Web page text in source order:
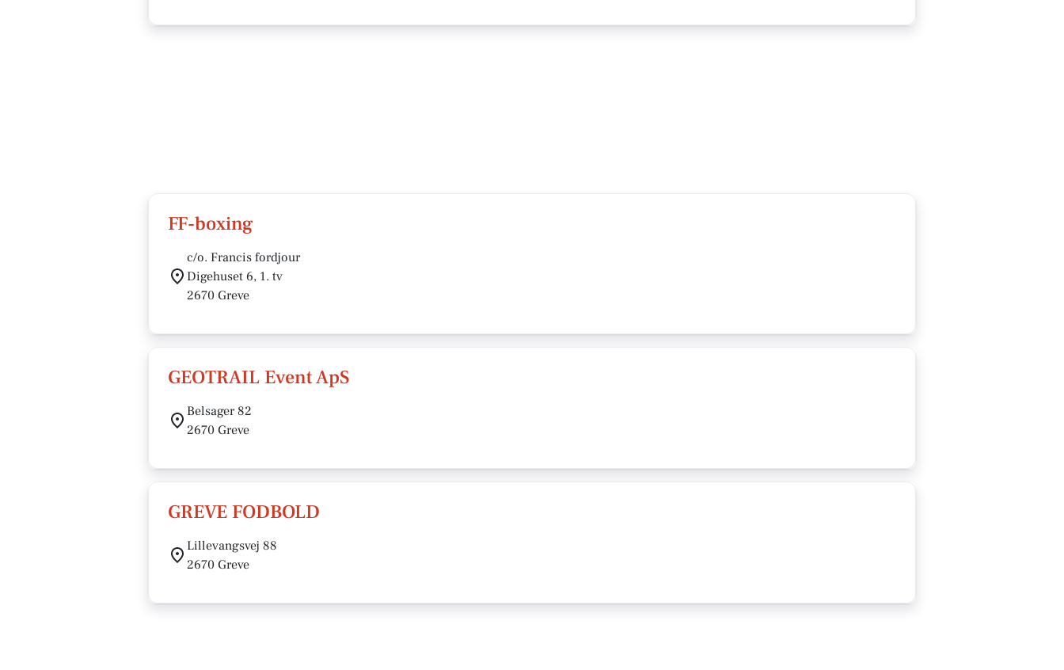
FF-boxing
c/o. Francis fordjour
Digehuset 6, 1. tv
2670 Greve
GEOTRAIL Event ApS
Belsager 82
2670 Greve
GREVE FODBOLD
Lillevangsvej 88
2670 Greve